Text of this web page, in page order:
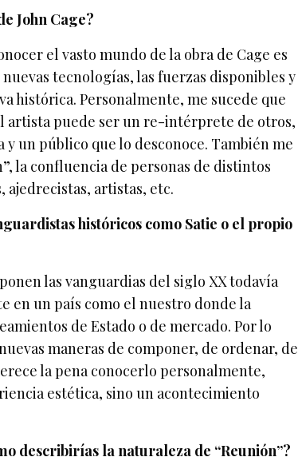
John Cage?
el vasto mundo de la obra de Cage es
tecnologías, las fuerzas disponibles y
histórica. Personalmente, me sucede que
artista puede ser un re-intérprete de otros,
un público que lo desconoce. También me
la confluencia de personas de distintos
ajedrecistas, artistas, etc.
históricos como Satie o el propio
las vanguardias del siglo XX todavía
en un país como el nuestro donde la
de Estado o de mercado. Por lo
maneras de componer, de ordenar, de
la pena conocerlo personalmente,
estética, sino un acontecimiento
describirías la naturaleza de “Reunión”?